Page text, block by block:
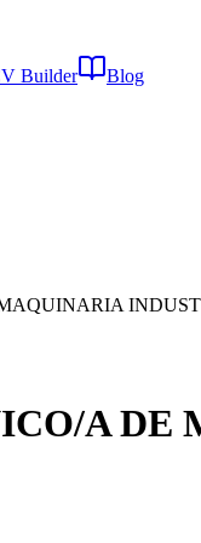
Builder Blog
A DE